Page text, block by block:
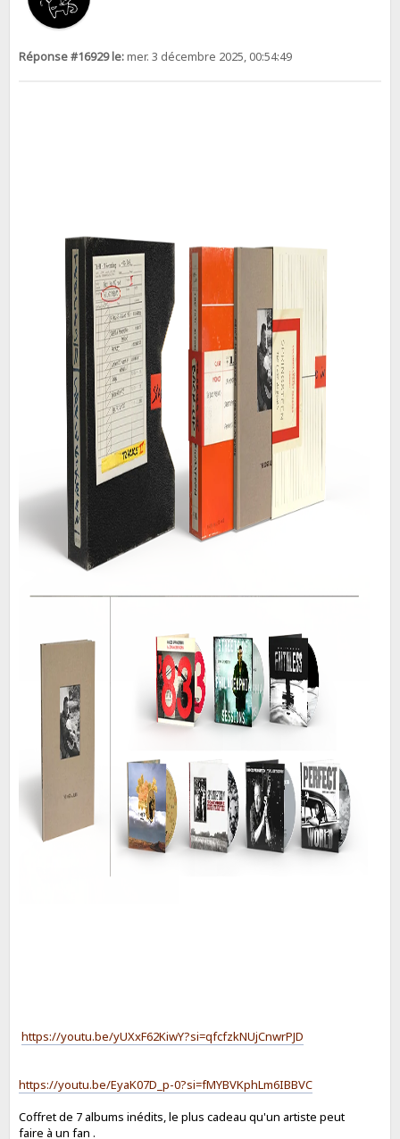
Réponse #16929 le:mer. 3 décembre 2025, 00:54:49
https://youtu.be/yUXxF62KiwY?si=qfcfzkNUjCnwrPJD
https://youtu.be/EyaK07D_p-0?si=fMYBVKphLm6IBBVC
Coffret de 7 albums inédits, le plus cadeau qu'un artiste peut
faire à un fan .